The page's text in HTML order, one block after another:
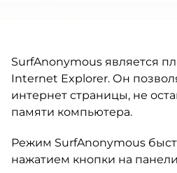
SurfAnonymous является
Internet Explorer. Он
интернет страницы, не
памяти компьютера.
Режим SurfAnonymous
нажатием кнопки на